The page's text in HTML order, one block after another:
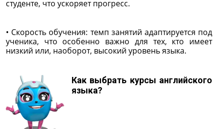
студенте, что ускоряет прогресс.
• Скорость обучения: темп занятий адаптируется под
ученика, что особенно важно для тех, кто имеет
низкий или, наоборот, высокий уровень языка.
Как выбрать курсы английского
языка?